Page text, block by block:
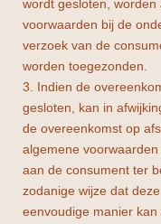
wordt gesloten,
voorwaarden bij de
verzoek van de
worden toegezonden.
3. Indien de
gesloten, kan in
de overeenkomst op
algemene
aan de consument ter
zodanige wijze dat
eenvoudige manier